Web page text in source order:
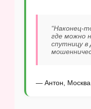
“Наконец-
где можно
спутницу в
— Антон, Москва